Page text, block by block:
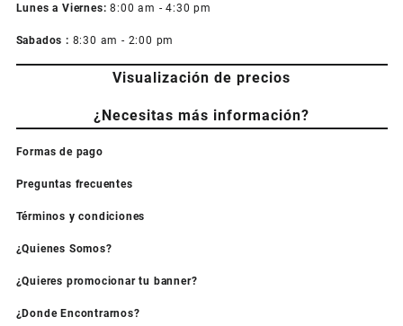
Lunes a Viernes: 8:00 am - 4:30 pm
Sabados : 8:30 am - 2:00 pm
Visualización de precios
¿Necesitas más información?
Formas de pago
Preguntas frecuentes
Términos y condiciones
¿Quienes Somos?
¿Quieres promocionar tu banner?
¿Donde Encontrarnos?